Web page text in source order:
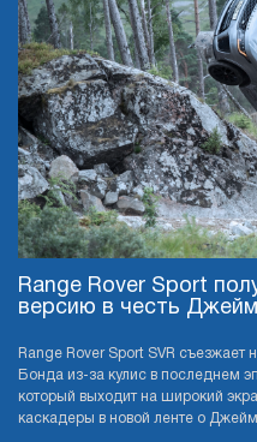
Range Rover Sport
версию в честь
Range Rover Sport SVR
Бонда из-за кулис в последнем
который выходит на широкий
каскадеры в новой ленте о